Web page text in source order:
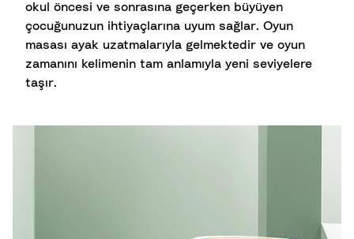
okul öncesi ve sonrasına geçerken büyüyen
çocuğunuzun ihtiyaçlarına uyum sağlar. Oyun
masası ayak uzatmalarıyla gelmektedir ve oyun
zamanını kelimenin tam anlamıyla yeni seviyelere
taşır.